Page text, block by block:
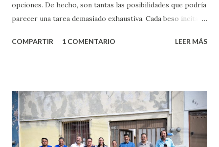
opciones. De hecho, son tantas las posibilidades que podría
parecer una tarea demasiado exhaustiva. Cada beso incita
partes de ti que jamás hubieras imaginado. El problema es
conoces ni la mitad de lo que deberías saber. Pero incluso
quienes ya han tenido relaciones sexuales no son expertos
o expertas en el tema. Siempre hay algo nuevo que
aprender y nuevas experiencias que conocer. Si eres una
COMPARTIR 1 COMENTARIO LEER MÁS